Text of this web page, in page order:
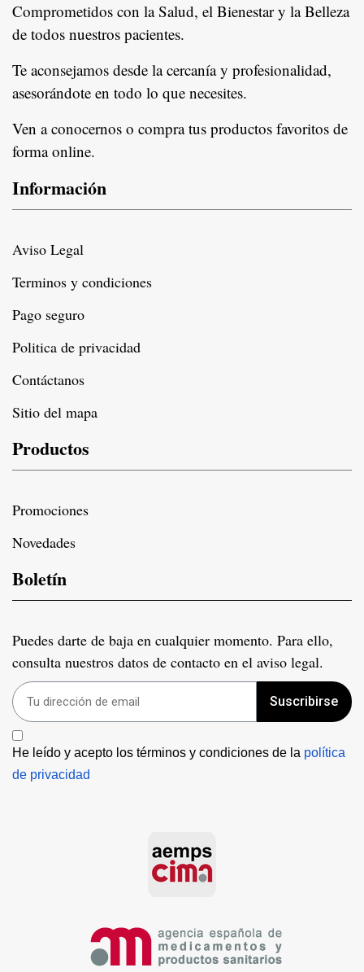
Comprometidos con la Salud, el Bienestar y la Belleza
de todos nuestros pacientes.
Te aconsejamos desde la cercanía y profesionalidad,
asesorándote en todo lo que necesites.
Ven a conocernos o compra tus productos favoritos de
forma online.
Información
Aviso Legal
Terminos y condiciones
Pago seguro
Politica de privacidad
Contáctanos
Sitio del mapa
Productos
Promociones
Novedades
Boletín
Puedes darte de baja en cualquier momento. Para ello,
consulta nuestros datos de contacto en el aviso legal.
Suscribirse
He leído y acepto los términos y condiciones de la política
de privacidad